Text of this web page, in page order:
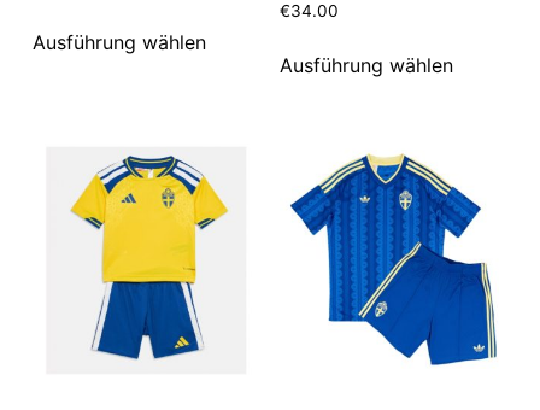
Ausführung wählen
€34.00
Ausführung wählen